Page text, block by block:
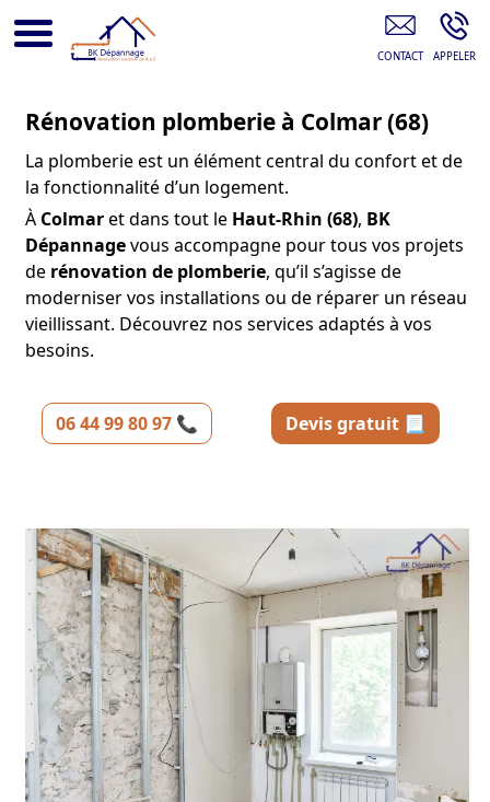
Rénovation plomberie à Colmar (68)
La plomberie est un élément central du confort et de
la fonctionnalité d’un logement.
À Colmaret dans tout le Haut-Rhin (68), BK
Dépannagevous accompagne pour tous vos projets
de rénovation de plomberie, qu’il s’agisse de
moderniser vos installations ou de réparer un réseau
vieillissant. Découvrez nos services adaptés à vos
besoins.
06 44 99 80 97 📞 Devis gratuit 📃